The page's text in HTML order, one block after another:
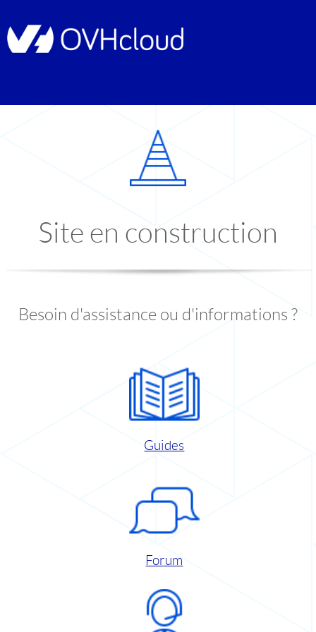
Site en construction
Besoin d'assistance ou d'informations ?
Guides
Forum